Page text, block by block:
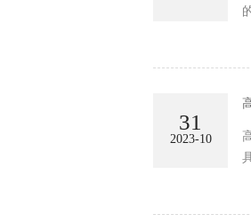
31
2023-10